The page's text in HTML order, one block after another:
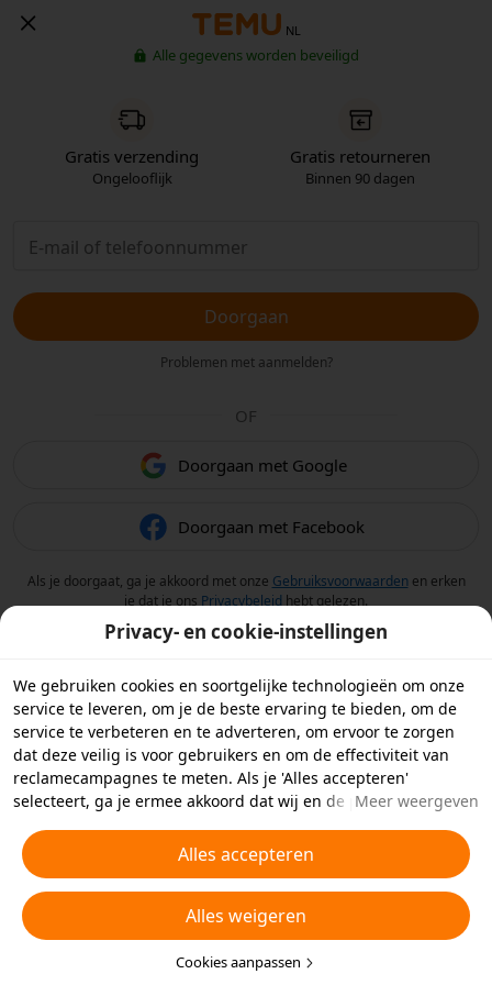
NL
Alle gegevens worden beveiligd
Gratis verzending
Ongelooflijk
Gratis retourneren
Binnen 90 dagen
Doorgaan
Problemen met aanmelden?
OF
Doorgaan met Google
Doorgaan met Facebook
Als je doorgaat, ga je akkoord met onze Gebruiksvoorwaarden en erken
je dat je ons Privacybeleid hebt gelezen.
Privacy- en cookie-instellingen
We gebruiken cookies en soortgelijke technologieën om onze
service te leveren, om je de beste ervaring te bieden, om de
service te verbeteren en te adverteren, om ervoor te zorgen
dat deze veilig is voor gebruikers en om de effectiviteit van
reclamecampagnes te meten. Als je 'Alles accepteren'
selecteert, ga je ermee akkoord dat wij en de partners
technologieën op je apparaat opslaan voor
reclamedoeleinden. Je kunt ook kiezen welke typen cookies je
wilt toestaan of afwijzen door hieronder of in je
privacyinstellingen op 'Cookies aanpassen' te klikken.
Raadpleeg voor meer informatie onsBeleid inzake cookies en
soortgelijke technologieën.
Meer weergeven
Alles accepteren
Alles weigeren
Cookies aanpassen